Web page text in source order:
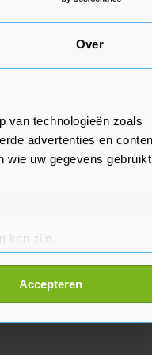
Over
van technologieën zoals
advertenties en
wie uw gegevens gebruikt
kan zijn
detailgedeelte
Accepteren